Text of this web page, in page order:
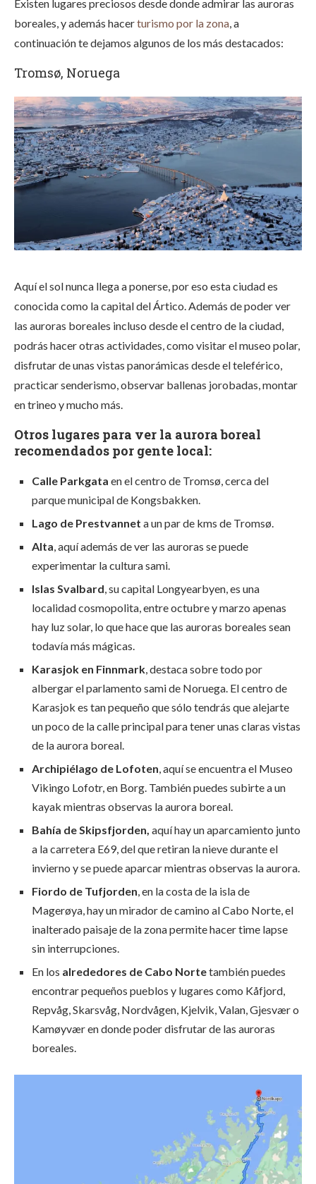
Existen lugares preciosos desde donde admirar las auroras
boreales, y además hacerturismo por la zona, a
continuación te dejamos algunos de los más destacados:
Tromsø, Noruega
Aquí el sol nunca llega a ponerse, por eso esta ciudad es
conocida como la capital del Ártico. Además de poder ver
las auroras boreales incluso desde el centro de la ciudad,
podrás hacer otras actividades, como visitar el museo polar,
disfrutar de unas vistas panorámicas desde el teleférico,
practicar senderismo, observar ballenas jorobadas, montar
en trineo y mucho más.
Otros lugares para ver la aurora boreal
recomendados por gente local:
Calle Parkgata en el centro de Tromsø, cerca del
parque municipal de Kongsbakken.
Lago de Prestvannet a un par de kms de Tromsø.
Alta, aquí además de ver las auroras se puede
experimentar la cultura sami.
Islas Svalbard, su capital Longyearbyen, es una
localidad cosmopolita, entre octubre y marzo apenas
hay luz solar, lo que hace que las auroras boreales sean
todavía más mágicas.
Karasjok en Finnmark, destaca sobre todo por
albergar el parlamento sami de Noruega. El centro de
Karasjok es tan pequeño que sólo tendrás que alejarte
un poco de la calle principal para tener unas claras vistas
de la aurora boreal.
Archipiélago de Lofoten, aquí se encuentra el Museo
Vikingo Lofotr, en Borg. También puedes subirte a un
kayak mientras observas la aurora boreal.
Bahía de Skipsfjorden, aquí hay un aparcamiento junto
a la carretera E69, del que retiran la nieve durante el
invierno y se puede aparcar mientras observas la aurora.
Fiordo de Tufjorden, en la costa de la isla de
Magerøya, hay un mirador de camino al Cabo Norte, el
inalterado paisaje de la zona permite hacer time lapse
sin interrupciones.
En los alrededores de Cabo Nortetambién puedes
encontrar pequeños pueblos y lugares como Kåfjord,
Repvåg, Skarsvåg, Nordvågen, Kjelvik, Valan, Gjesvær o
Kamøyvær en donde poder disfrutar de las auroras
boreales.